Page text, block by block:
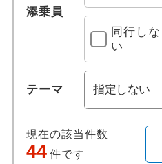
添乗員
同行しな
い
テーマ
現在の該当件数
44 件です
レンタカー付き
宿泊施設、送迎 他
プールあり
往復送迎付き